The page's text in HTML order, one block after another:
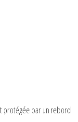
protégée par un rebord